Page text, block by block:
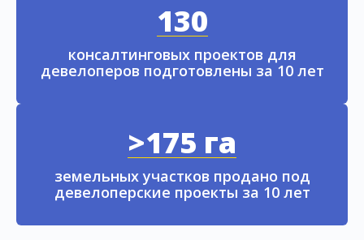
130
консалтинговых проектов для
девелоперов подготовлены за 10 лет
>175 га
земельных участков продано под
девелоперские проекты за 10 лет